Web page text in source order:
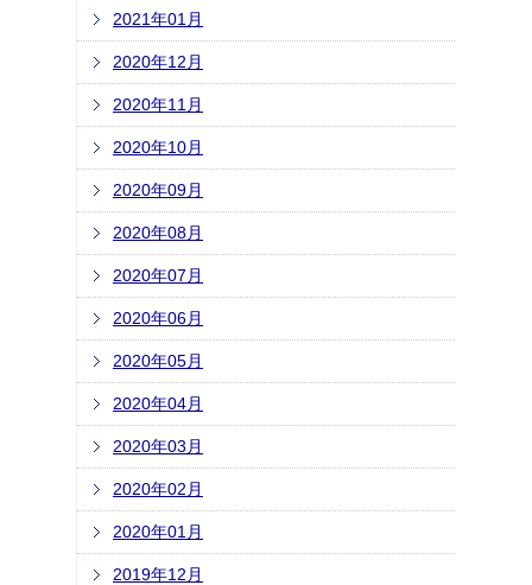
2021年01月
2020年12月
2020年11月
2020年10月
2020年09月
2020年08月
2020年07月
2020年06月
2020年05月
2020年04月
2020年03月
2020年02月
2020年01月
2019年12月